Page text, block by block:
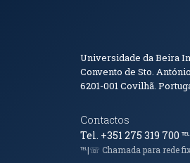
Universidade da Beira
Convento de Sto.
6201-001Covilhã.
Contactos
Tel. +351 275 319 700 ℡
℡|☏ Chamada para rede